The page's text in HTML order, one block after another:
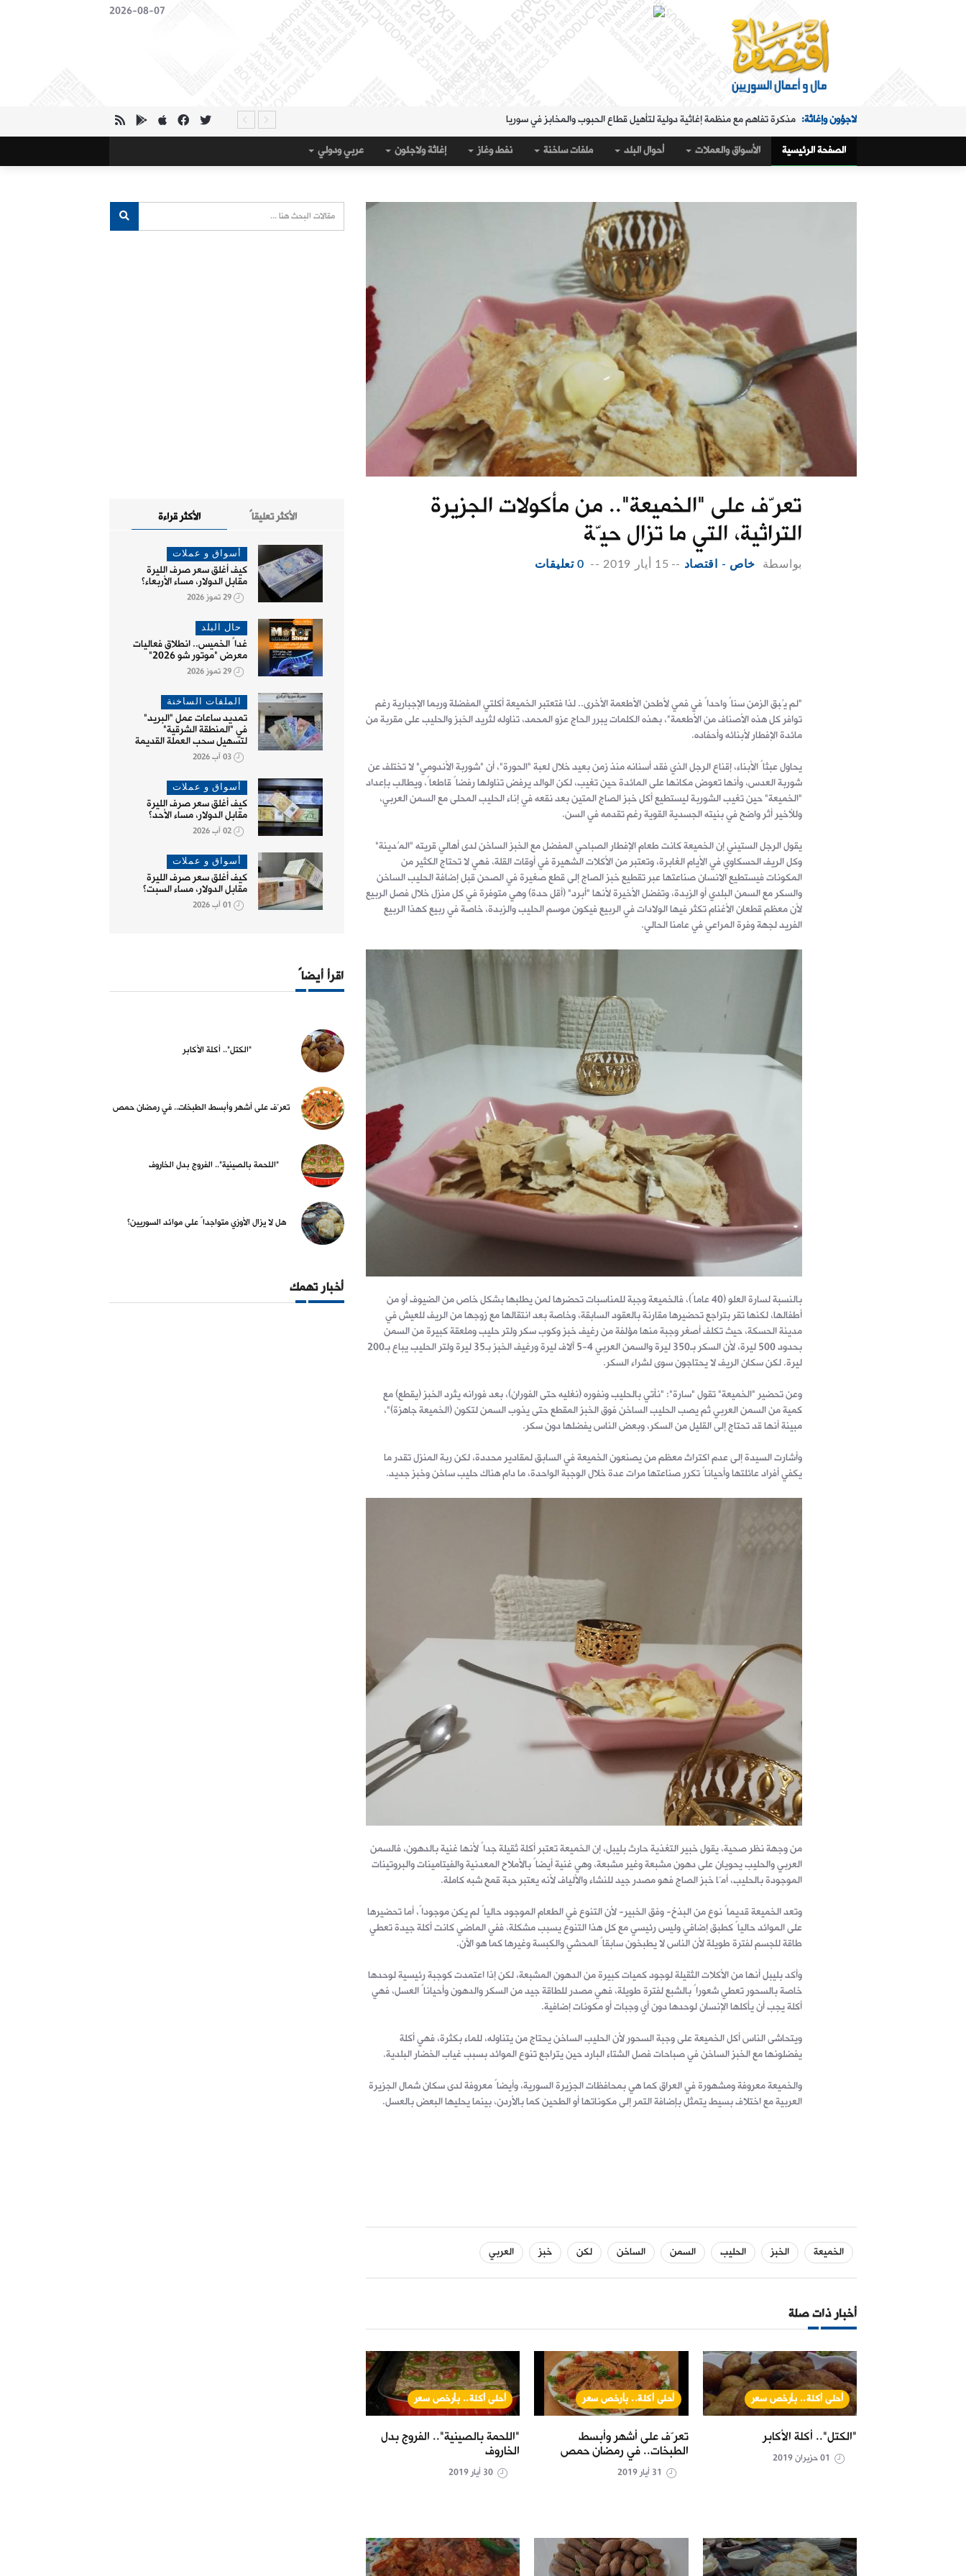
2026-08-07
لاجؤون وإغاثة: مذكرة تفاهم مع منظمة إغاثية دولية لتأهيل قطاع الحبوب والمخابز في سوريا
الملفات الساخنة: "البريد" تقدم خدمة استبدال العملة في "المنطقة الشرقية" حتى 20 آب
حال البلد: مرسوم تكليف رمضان بإدارة هيئة الاستثمار
أسواق و عملات: كيف أغلق سعر صرف الليرة مقابل الدولار، مساء الثلاثاء؟
أسواق و عملات: تراجع طفيف في سعر صرف الليرة
ماذا وراء التدفق الجماعي لآلاف المغاربة على جيب سبتة؟
القمح والاكتفاء الذاتي في سوريا.. 1.5 مليون طن "فرق" في الأرقام الحكومية!
الصفحة الرئيسية الأسواق والعملات أحوال البلد ملفات ساخنة نفط وغاز إغاثة ولاجئون عربي ودولي
تعرّف على "الخميعة".. من مأكولات الجزيرة
التراثية، التي ما تزال حيّة
بواسطة خاص - اقتصاد -- 15 أيار 2019 -- 0 تعليقات
"لم يُبق الزمن سناً واحداً في فمي لأطحن الأطعمة الأخرى.. لذا فتعتبر الخميعة أكلتي المفضلة وربما الإجبارية رغم
توافر كل هذه الأصناف من الأطعمة"، بهذه الكلمات يبرر الحاج عزو المحمد، تناوله لثريد الخبز والحليب على مقربة من
مائدة الإفطار لأبنائه وأحفاده.
يحاول عبثاً الأبناء، إقناع الرجل الذي فقد أسنانه منذ زمن بعيد خلال لعبة "الحورة"، أن "شوربة الأندومي" لا تختلف عن
شوربة العدس، وأنها تعوض مكانها على المائدة حين تغيب، لكن الوالد يرفض تناولها رفضاً قاطعاً، ويطالب بإعداد
"الخميعة" حين تغيب الشوربة ليستطيع أكل خبز الصاج المتين بعد نقعه في إناء الحليب المحلى مع السمن العربي،
وللأخير أثر واضح في بنيته الجسدية القوية رغم تقدمه في السن.
يقول الرجل الستيني إن الخميعة كانت طعام الإفطار الصباحي المفضل مع الخبز الساخن لدى أهالي قريته "المُدينة"
وكل الريف الحسكاوي في الأيام الغابرة، وتعتبر من الأكلات الشهيرة في أوقات القلة، فهي لا تحتاج الكثير من
المكونات فيستطيع الانسان صناعتها عبر تقطيع خبز الصاج إلى قطع صغيرة في الصحن قبل إضافة الحليب الساخن
والسكر مع السمن البلدي أو الزبدة، وتفضل الأخيرة لأنها "أبرد" (أقل حدة) وهي متوفرة في كل منزل خلال فصل الربيع
لأن معظم قطعان الأغنام تكثر فيها الولادات في الربيع فيكون موسم الحليب والزبدة، خاصة في ربيع كهذا الربيع
الفريد لجهة وفرة المراعي في عامنا الحالي.
بالنسبة لسارة العلو (40 عاماً)، فالخميعة وجبة للمناسبات تحضرها لمن يطلبها بشكل خاص من الضيوف أو من
أطفالها، لكنها تقر بتراجع تحضيرها مقارنة بالعقود السابقة، وخاصة بعد انتقالها مع زوجها من الريف للعيش في
مدينة الحسكة، حيث تكلف أصغر وجبة منها مؤلفة من رغيف خبز وكوب سكر ولتر حليب وملعقة كبيرة من السمن
بحدود 500 ليرة، لأن السكر بـ350 ليرة والسمن العربي 4-5 آلاف ليرة ورغيف الخبز بـ35 ليرة ولتر الحليب يباع بـ200
ليرة. لكن سكان الريف لا يحتاجون سوى لشراء السكر.
وعن تحضير "الخميعة" تقول "سارة": "نأتي بالحليب ونفوره (نغليه حتى الفوران)، بعد فورانه يثرد الخبز (يقطع) مع
كمية من السمن العربي ثم يصب الحليب الساخن فوق الخبز المقطع حتى يذوب السمن لتكون (الخميعة جاهزة)"،
مبينة أنها قد تحتاج إلى القليل من السكر، وبعض الناس يفضلها دون سكر.
وأشارت السيدة إلى عدم اكتراث معظم من يصنعون الخميعة في السابق لمقادير محددة، لكن ربة المنزل تقدر ما
يكفي أفراد عائلتها وأحياناً تكرر صناعتها مرات عدة خلال الوجبة الواحدة، ما دام هناك حليب ساخن وخبز جديد.
من وجهة نظر صحية، يقول خبير التغذية حارث بليبل، إن الخميعة تعتبر أكلة ثقيلة جداً لأنها غنية بالدهون، فالسمن
العربي والحليب يحويان على دهون مشبعة وغير مشبعة، وهي غنية أيضاً بالأملاح المعدنية والفيتامينات والبروتينات
الموجودة بالحليب، أمّا خبز الصاج فهو مصدر جيد للنشاء والألياف لأنه يعتبر حبة قمح شبه كاملة.
وتعد الخميعة قديماً نوع من البذخ- وفق الخبير- لأن التنوع في الطعام الموجود حالياً لم يكن موجوداً، أما تحضيرها
على الموائد حالياً كطبق إضافي وليس رئيسي مع كل هذا التنوع يسبب مشكلة، ففي الماضي كانت أكلة جيدة تعطي
طاقة للجسم لفترة طويلة لأن الناس لا يطبخون سابقاً المحشي والكبسة وغيرها كما هو الآن.
وأكد بليبل أنها من الأكلات الثقيلة لوجود كميات كبيرة من الدهون المشبعة، لكن إذا اعتمدت كوجبة رئيسية لوحدها
خاصة بالسحور تعطي شعوراً بالشبع لفترة طويلة، فهي مصدر للطاقة جيد من السكر والدهون وأحياناً العسل، فهي
أكلة يجب أن يأكلها الإنسان لوحدها دون أي وجبات أو مكونات إضافية.
ويتحاشى الناس أكل الخميعة على وجبة السحور لأن الحليب الساخن يحتاج من يتناوله، للماء بكثرة، فهي أكلة
يفضلونها مع الخبز الساخن في صباحات فصل الشتاء البارد حين يتراجع تنوع الموائد بسبب غياب الخضار البلدية.
والخميعة معروفة ومشهورة في العراق كما هي بمحافظات الجزيرة السورية، وأيضاً معروفة لدى سكان شمال الجزيرة
العربية مع اختلاف بسيط يتمثل بإضافة التمر إلى مكوناتها أو الطحين كما بالأردن، بينما يحليها البعض بالعسل.
الخميعة الخبز الحليب السمن الساخن لكن خبز العربي
أخبار ذات صلة
أحلى أكلة.. بأرخص سعر
"الكتل".. أكلة الأكابر
أحلى أكلة.. بأرخص سعر
تعرّف على أشهر وأبسط
الطبخات.. في رمضان حمص
أحلى أكلة.. بأرخص سعر
"اللحمة بالصينية".. الفروج بدل
الخاروف
الأكثر قراءة الأكثر تعليقاً
أسواق و عملات
كيف أغلق سعر صرف الليرة
مقابل الدولار، مساء الأربعاء؟
29 تموز 2026
حال البلد
غداً الخميس.. انطلاق فعاليات
معرض "موتور شو 2026"
29 تموز 2026
الملفات الساخنة
تمديد ساعات عمل "البريد"
في "المنطقة الشرقية"
لتسهيل سحب العملة القديمة
03 آب 2026
أسواق و عملات
كيف أغلق سعر صرف الليرة
مقابل الدولار، مساء الأحد؟
02 آب 2026
أسواق و عملات
كيف أغلق سعر صرف الليرة
مقابل الدولار، مساء السبت؟
01 آب 2026
اقرأ أيضاً
"الكتل".. أكلة الأكابر
تعرّف على أشهر وأبسط الطبخات.. في رمضان حمص
"اللحمة بالصينية".. الفروج بدل الخاروف
هل لا يزال الأوزي متواجداً على موائد السوريين؟
أخبار تهمك